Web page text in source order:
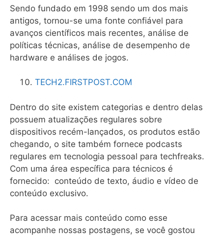
Sendo fundado em 1998 sendo um dos mais
antigos, tornou-se uma fonte confiável para
avanços científicos mais recentes, análise de
políticas técnicas, análise de desempenho de
hardware e análises de jogos.
TECH2.FIRSTPOST.COM
Dentro do site existem categorias e dentro delas
possuem atualizações regulares sobre
dispositivos recém-lançados, os produtos estão
chegando, o site também fornece podcasts
regulares em tecnologia pessoal para techfreaks.
Com uma área específica para técnicos é
fornecido: conteúdo de texto, áudio e vídeo de
conteúdo exclusivo.
Para acessar mais conteúdo como esse
acompanhe nossas postagens, se você gostou